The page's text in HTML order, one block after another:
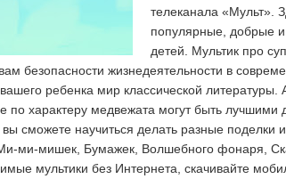
телеканала «Мульт».
популярные, добрые
детей. Мультик про
безопасности жизнедеятельности в
ребенка мир классической
по характеру медвежата могут быть
сможете научиться делать разные
ми-мишек, Бумажек, Волшебного фонаря,
мультики без Интернета, скачивайте